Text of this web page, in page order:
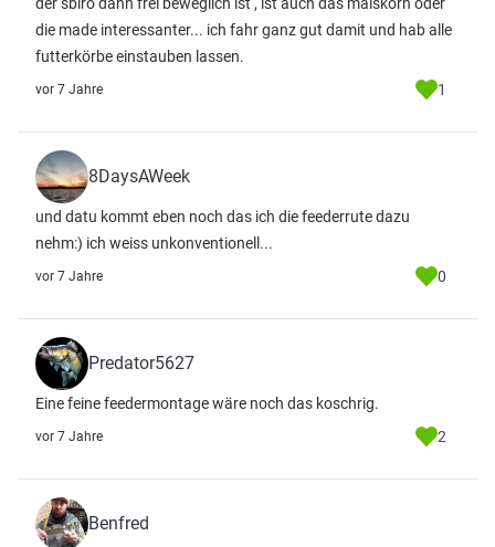
die made interessanter... ich fahr ganz gut damit und hab alle
futterkörbe einstauben lassen.
vor 7 Jahre 1
8DaysAWeek
und datu kommt eben noch das ich die feederrute dazu
nehm:) ich weiss unkonventionell...
vor 7 Jahre 0
Predator5627
Eine feine feedermontage wäre noch das koschrig.
vor 7 Jahre 2
Benfred